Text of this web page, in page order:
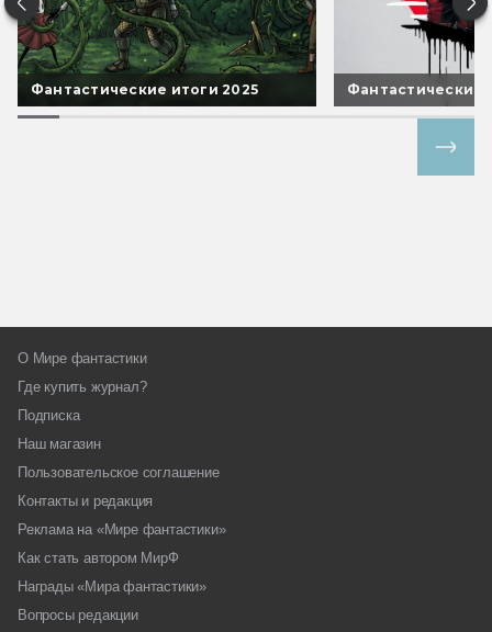
Фантастические итоги 2025 Фантастические
О Мире фантастики
Где купить журнал?
Подписка
Наш магазин
Пользовательское соглашение
Контакты и редакция
Реклама на «Мире фантастики»
Как стать автором МирФ
Награды «Мира фантастики»
Вопросы редакции